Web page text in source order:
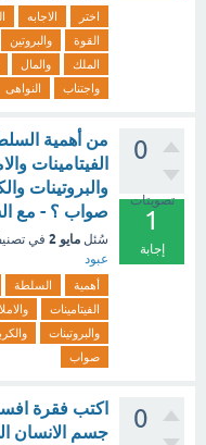
اختر الاجابه
القوة
والبروتين
الملك
والمال
واجتناب
النواهى
0
تصويتات
1
إجابة
من أهمية
الفيتامينات
والبروتينات
صواب ؟ - مع
سُئل مايو 2 في
عبود
أهمية السلطة
الفيتامينات
والبروتينات
صواب
0
اكتب فقرة
جسم الانسان